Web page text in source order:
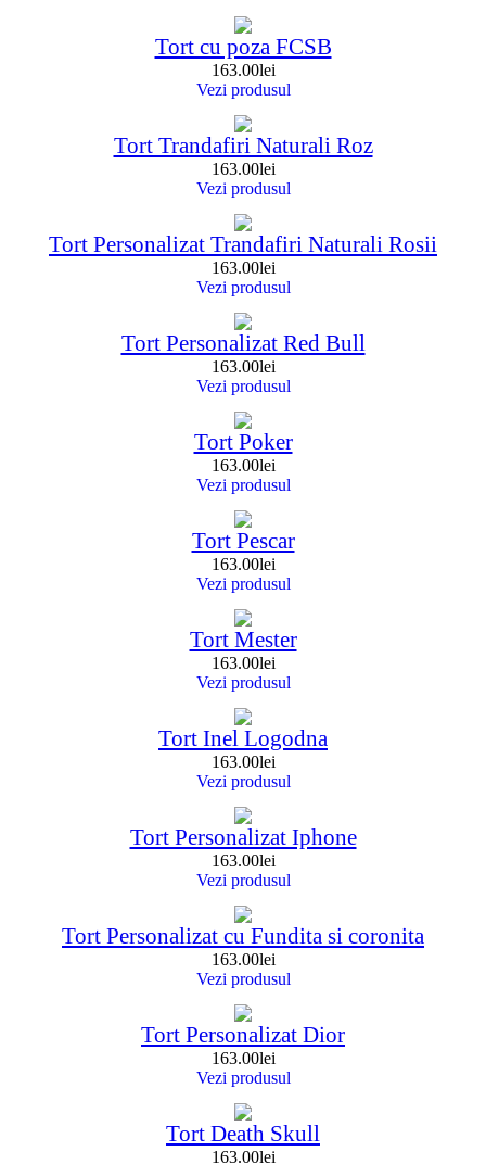
Tort cu poza FCSB
163.00lei
Vezi produsul
Tort Trandafiri Naturali Roz
163.00lei
Vezi produsul
Tort Personalizat Trandafiri Naturali Rosii
163.00lei
Vezi produsul
Tort Personalizat Red Bull
163.00lei
Vezi produsul
Tort Poker
163.00lei
Vezi produsul
Tort Pescar
163.00lei
Vezi produsul
Tort Mester
163.00lei
Vezi produsul
Tort Inel Logodna
163.00lei
Vezi produsul
Tort Personalizat Iphone
163.00lei
Vezi produsul
Tort Personalizat cu Fundita si coronita
163.00lei
Vezi produsul
Tort Personalizat Dior
163.00lei
Vezi produsul
Tort Death Skull
163.00lei